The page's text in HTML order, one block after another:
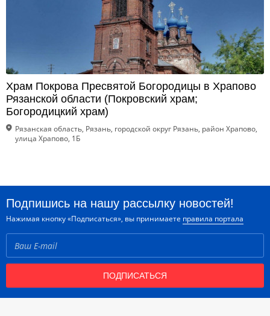
Храм Покрова Пресвятой Богородицы в Храпово
Рязанской области (Покровский храм;
Богородицкий храм)
Рязанская область, Рязань, городской округ Рязань, район Храпово,
улица Храпово, 1Б
Подпишись на нашу рассылку новостей!
Нажимая кнопку «Подписаться», вы принимаете правила портала
ПОДПИСАТЬСЯ